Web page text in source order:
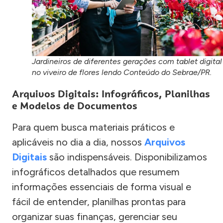
Jardineiros de diferentes gerações com tablet digital
no viveiro de flores lendo Conteúdo do Sebrae/PR.
Arquivos Digitais: Infográficos, Planilhas
e Modelos de Documentos
Para quem busca materiais práticos e
aplicáveis no dia a dia, nossos Arquivos
Digitais são indispensáveis. Disponibilizamos
infográficos detalhados que resumem
informações essenciais de forma visual e
fácil de entender, planilhas prontas para
organizar suas finanças, gerenciar seu